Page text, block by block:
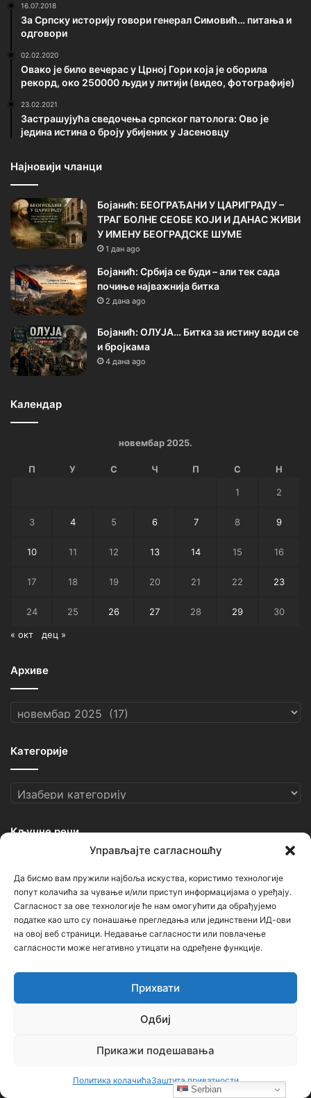
Управљајте сагласношћу
Да бисмо вам пружили најбоља искуства, користимо технологије
попут колачића за чување и/или приступ информацијама о уређају.
Сагласност за ове технологије ће нам омогућити да обрађујемо
податке као што су понашање прегледања или јединствени ИД-ови
на овој веб страници. Недавање сагласности или повлачење
сагласности може негативно утицати на одређене функције.
Прихвати
Одбиј
Прикажи подешавања
Политика колачићаЗаштита приватности
16.07.2018
За Српску историју говори генерал Симовић… питања и
одговори
02.02.2020
Овако је било вечерас у Црној Гори која је оборила
рекорд, око 250000 људи у литији (видео, фотографије)
23.02.2021
Застрашујућа сведочења српског патолога: Ово је
једина истина о броју убијених у Јасеновцу
Најновији чланци
Бојанић: БЕОГРАЂАНИ У ЦАРИГРАДУ –
ТРАГ БОЛНЕ СЕОБЕ КОЈИ И ДАНАС ЖИВИ
У ИМЕНУ БЕОГРАДСКЕ ШУМЕ
1 дан ago
Бојанић: Србија се буди – али тек сада
почиње најважнија битка
2 дана ago
Бојанић: ОЛУЈА… Битка за истину води се
и бројкама
4 дана ago
Календар
новембар 2025.
П У С Ч П С Н
1 2
3 4 5 6 7 8 9
10 11 12 13 14 15 16
17 18 19 20 21 22 23
24 25 26 27 28 29 30
« окт дец »
Архиве
Архиве
Категорије
Категорије
Кључне речи
Ђорђе Бојанић Васкрс Гаврило Принцип Геноцид
Горан Киковић Историја Немањићи Ниш
ОШ Бубањски хероји Руси Русија Свети Сава
Срби Србија Усташе Хрвати Црна Гора
Неки чланци (текстови и фотографије) на овом порталу
Уколико садрже нетачне наводе, вређају неког, или крше
Serbian